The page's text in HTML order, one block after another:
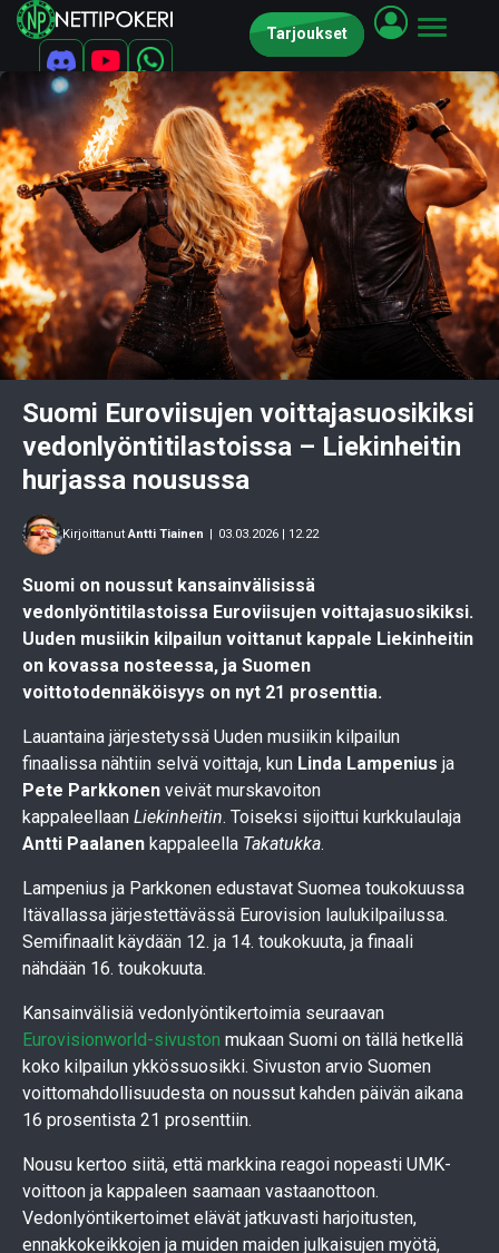
Tarjoukset
Suomi Euroviisujen voittajasuosikiksi
vedonlyöntitilastoissa – Liekinheitin
hurjassa nousussa
KirjoittanutAntti Tiainen 03.03.2026 | 12.22
Suomi on noussut kansainvälisissä
vedonlyöntitilastoissa Euroviisujen voittajasuosikiksi.
Uuden musiikin kilpailun voittanut kappale Liekinheitin
on kovassa nosteessa, ja Suomen
voittotodennäköisyys on nyt 21 prosenttia.
Lauantaina järjestetyssä Uuden musiikin kilpailun
finaalissa nähtiin selvä voittaja, kun Linda Lampenius ja
Pete Parkkonen veivät murskavoiton
kappaleellaan Liekinheitin. Toiseksi sijoittui kurkkulaulaja
Antti Paalanen kappaleella Takatukka.
Lampenius ja Parkkonen edustavat Suomea toukokuussa
Itävallassa järjestettävässä Eurovision laulukilpailussa.
Semifinaalit käydään 12. ja 14. toukokuuta, ja finaali
nähdään 16. toukokuuta.
Kansainvälisiä vedonlyöntikertoimia seuraavan
Eurovisionworld-sivuston mukaan Suomi on tällä hetkellä
koko kilpailun ykkössuosikki. Sivuston arvio Suomen
voittomahdollisuudesta on noussut kahden päivän aikana
16 prosentista 21 prosenttiin.
Nousu kertoo siitä, että markkina reagoi nopeasti UMK-
voittoon ja kappaleen saamaan vastaanottoon.
Vedonlyöntikertoimet elävät jatkuvasti harjoitusten,
ennakkokeikkojen ja muiden maiden julkaisujen myötä,